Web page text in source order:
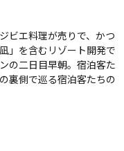
ビエ料理が売りで、かつ
」を含むリゾート開発で
の二日目早朝。宿泊客た
裏側で巡る宿泊客たちの